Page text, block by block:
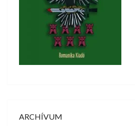
ARCHÍVUM